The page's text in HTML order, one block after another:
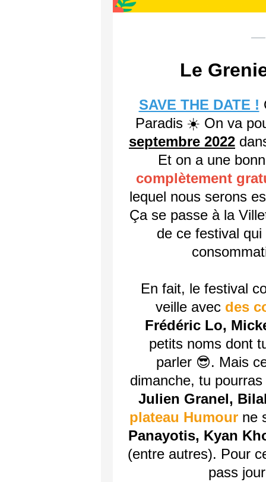
—
Le
SAVE THE DATE !
Paradis ☀️ On va
septembre 2022
Et on a une
complètement
lequel nous serons
Ça se passe à la
de ce festival
En fait, le festival
veille avec des
Frédéric Lo,
petits noms dont
parler 😎. Mais
dimanche, tu
Julien Granel,
plateau Humourne
Panayotis, Kyan
(entre autres). Pour
pass